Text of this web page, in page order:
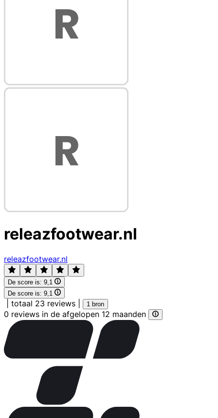
releazfootwear.nl
releazfootwear.nl
De score is: 9,1
De score is: 9,1
totaal 23 reviews 1 bron
0 reviews in de afgelopen 12 maanden